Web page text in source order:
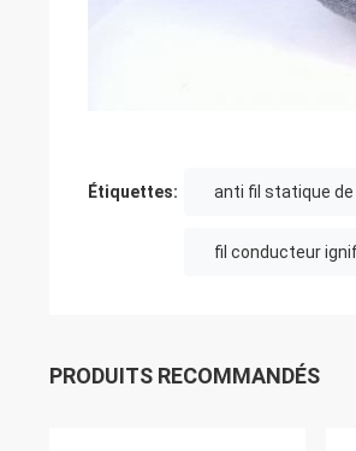
Étiquettes: anti fil statique
fil conducteur
PRODUITS RECOMMANDÉS